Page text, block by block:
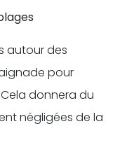
autour des
pour
donnera du
négligées de la